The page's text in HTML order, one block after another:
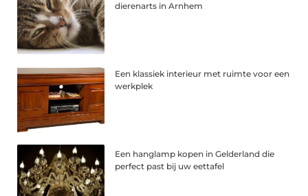
dierenarts in Arnhem
Een klassiek interieur met ruimte voor een
werkplek
Een hanglamp kopen in Gelderland die
perfect past bij uw eettafel